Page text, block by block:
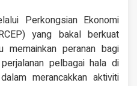
Perkongsian Ekonomi
yang bakal berkuat
peranan bagi
pelbagai hala di
merancakkan aktiviti